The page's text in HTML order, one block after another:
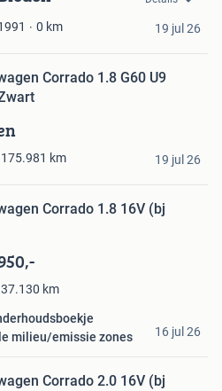
0 km 19 jul 26
Corrado 1.8 G60 U9
175.981 km 19 jul 26
Corrado 1.8 16V (bj
37.130 km
milieu/emissie zones
16 jul 26
Corrado 2.0 16V (bj